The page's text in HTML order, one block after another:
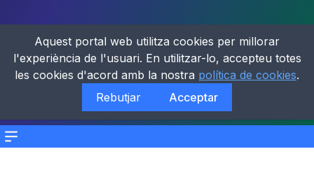
Menu
Aquest portal web utilitza cookies per millorar
l'experiència de l'usuari. En utilitzar-lo, accepteu totes
les cookies d'acord amb la nostra política de cookies.
Rebutjar
Acceptar